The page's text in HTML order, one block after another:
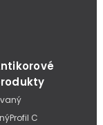
Profil C